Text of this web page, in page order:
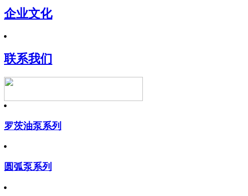
企业文化
联系我们
罗茨油泵系列
圆弧泵系列